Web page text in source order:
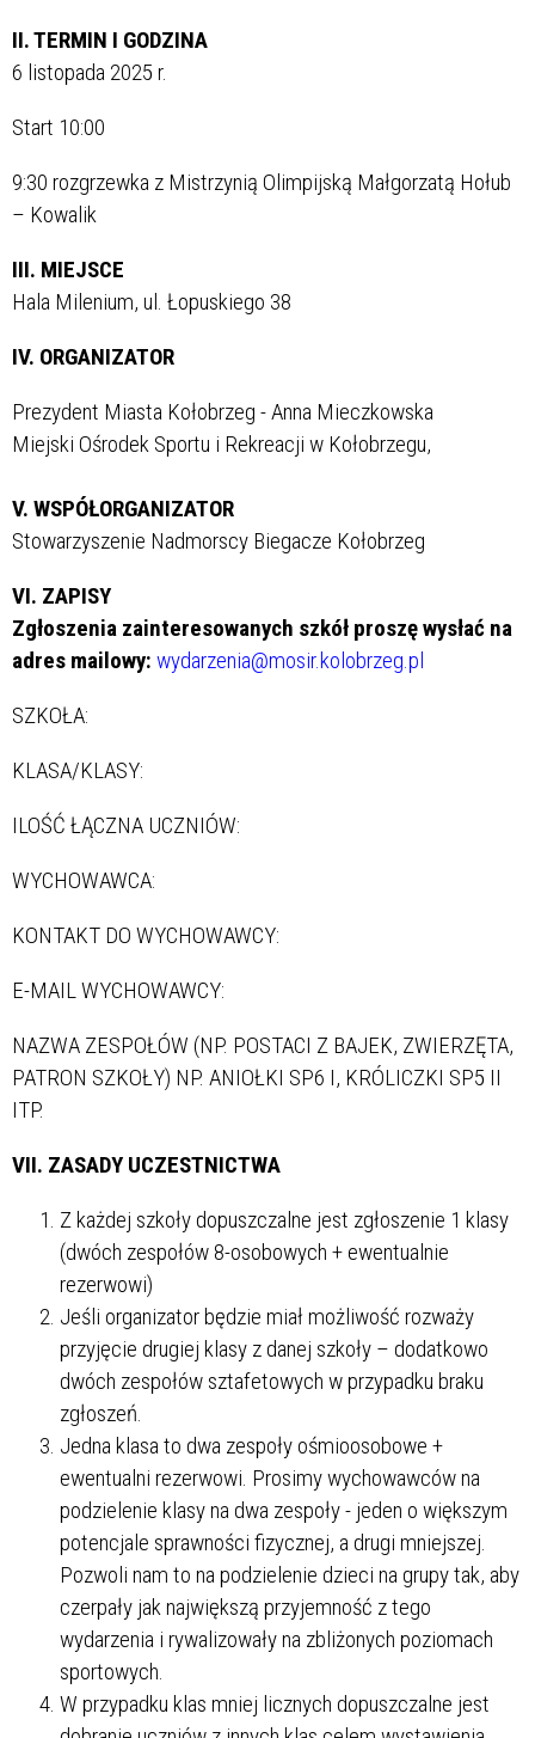
II. TERMIN I GODZINA
6 listopada 2025 r.
Start 10:00
9:30 rozgrzewka z Mistrzynią Olimpijską Małgorzatą Hołub
– Kowalik
III. MIEJSCE
Hala Milenium, ul. Łopuskiego 38
IV. ORGANIZATOR
Prezydent Miasta Kołobrzeg - Anna Mieczkowska
Miejski Ośrodek Sportu i Rekreacji w Kołobrzegu,
V. WSPÓŁORGANIZATOR
Stowarzyszenie Nadmorscy Biegacze Kołobrzeg
VI. ZAPISY
Zgłoszenia zainteresowanych szkół proszę wysłać na
adres mailowy: wydarzenia@mosir.kolobrzeg.pl
SZKOŁA:
KLASA/KLASY:
ILOŚĆ ŁĄCZNA UCZNIÓW:
WYCHOWAWCA:
KONTAKT DO WYCHOWAWCY:
E-MAIL WYCHOWAWCY:
NAZWA ZESPOŁÓW (NP. POSTACI Z BAJEK, ZWIERZĘTA,
PATRON SZKOŁY) NP. ANIOŁKI SP6 I, KRÓLICZKI SP5 II
ITP.
VII. ZASADY UCZESTNICTWA
Z każdej szkoły dopuszczalne jest zgłoszenie 1 klasy
(dwóch zespołów 8-osobowych + ewentualnie
rezerwowi)
Jeśli organizator będzie miał możliwość rozważy
przyjęcie drugiej klasy z danej szkoły – dodatkowo
dwóch zespołów sztafetowych w przypadku braku
zgłoszeń.
Jedna klasa to dwa zespoły ośmioosobowe +
ewentualni rezerwowi. Prosimy wychowawców na
podzielenie klasy na dwa zespoły - jeden o większym
potencjale sprawności fizycznej, a drugi mniejszej.
Pozwoli nam to na podzielenie dzieci na grupy tak, aby
czerpały jak największą przyjemność z tego
wydarzenia i rywalizowały na zbliżonych poziomach
sportowych.
W przypadku klas mniej licznych dopuszczalne jest